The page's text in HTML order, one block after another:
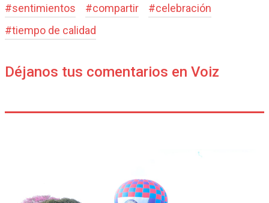
#sentimientos #compartir #celebración
#tiempo de calidad
Déjanos tus comentarios en Voiz